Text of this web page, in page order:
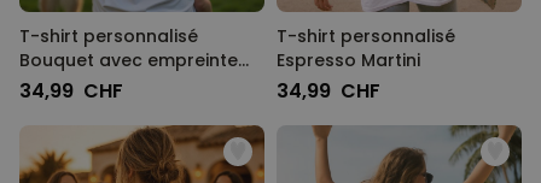
T-shirt personnalisé
Bouquet avec empreinte
de main
34,99 CHF
T-shirt personnalisé
Espresso Martini
34,99 CHF